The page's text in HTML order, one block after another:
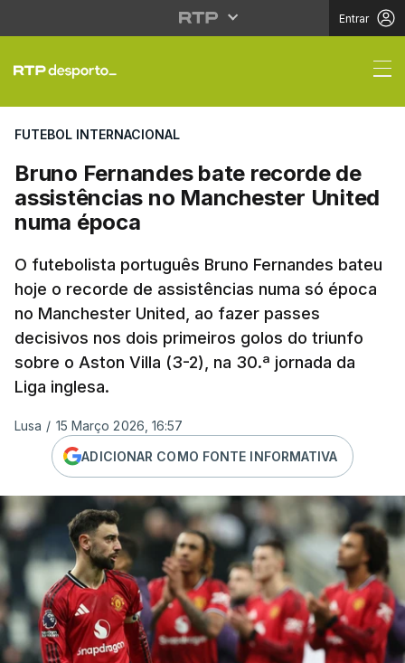
Entrar
Bruno Fernandes
FUTEBOL INTERNACIONAL
Bruno Fernandes bate recorde de
assistências no Manchester United
numa época
O futebolista português Bruno Fernandes bateu
hoje o recorde de assistências numa só época
no Manchester United, ao fazer passes
decisivos nos dois primeiros golos do triunfo
sobre o Aston Villa (3-2), na 30.ª jornada da
Liga inglesa.
Lusa / 15 Março 2026, 16:57
ADICIONAR COMO FONTE INFORMATIVA